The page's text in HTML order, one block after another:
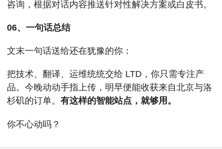
咨询，根据对话内容推送针对性解决方案或白皮书。
06、一句话总结
文末一句话送给还在犹豫的你：
把技术、翻译、运维统统交给 LTD，你只需专注产
品。今晚动动手指上传，明早便能收获来自北京与洛
杉矶的订单。 有这样的智能站点，就够用。
你不心动吗？